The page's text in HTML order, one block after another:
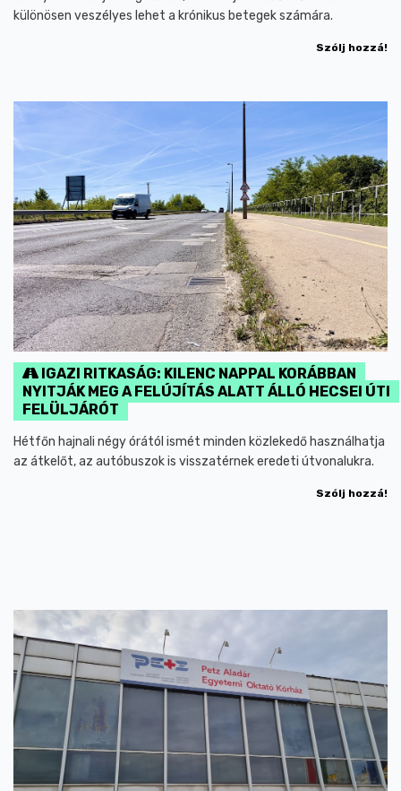
különösen veszélyes lehet a krónikus betegek számára.
Szólj hozzá!
IGAZI RITKASÁG: KILENC NAPPAL KORÁBBAN
NYITJÁK MEG A FELÚJÍTÁS ALATT ÁLLÓ HECSEI ÚTI
FELÜLJÁRÓT
Hétfőn hajnali négy órától ismét minden közlekedő használhatja
az átkelőt, az autóbuszok is visszatérnek eredeti útvonalukra.
Szólj hozzá!